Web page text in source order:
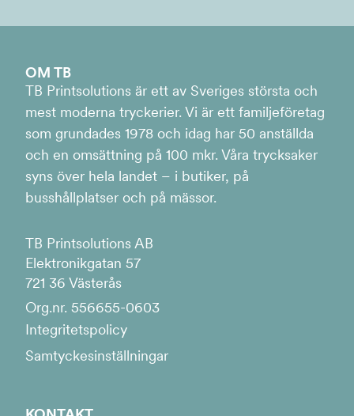
OM TB
TB Printsolutions är ett av Sveriges största och
mest moderna tryckerier. Vi är ett familjeföretag
som grundades 1978 och idag har 50 anställda
och en omsättning på 100 mkr. Våra trycksaker
syns över hela landet – i butiker, på
busshållplatser och på mässor.
TB Printsolutions AB
Elektronikgatan 57
721 36 Västerås
Org.nr. 556655-0603
Integritetspolicy
Samtyckesinställningar